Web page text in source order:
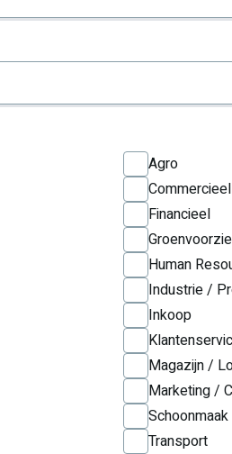
Agro
Commercieel
Financieel
Human
Industrie /
Inkoop
Magazijn /
Marketing /
Schoonmaak
Transport